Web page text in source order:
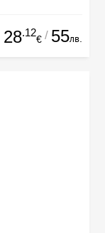
28.12
€ / 55лв.